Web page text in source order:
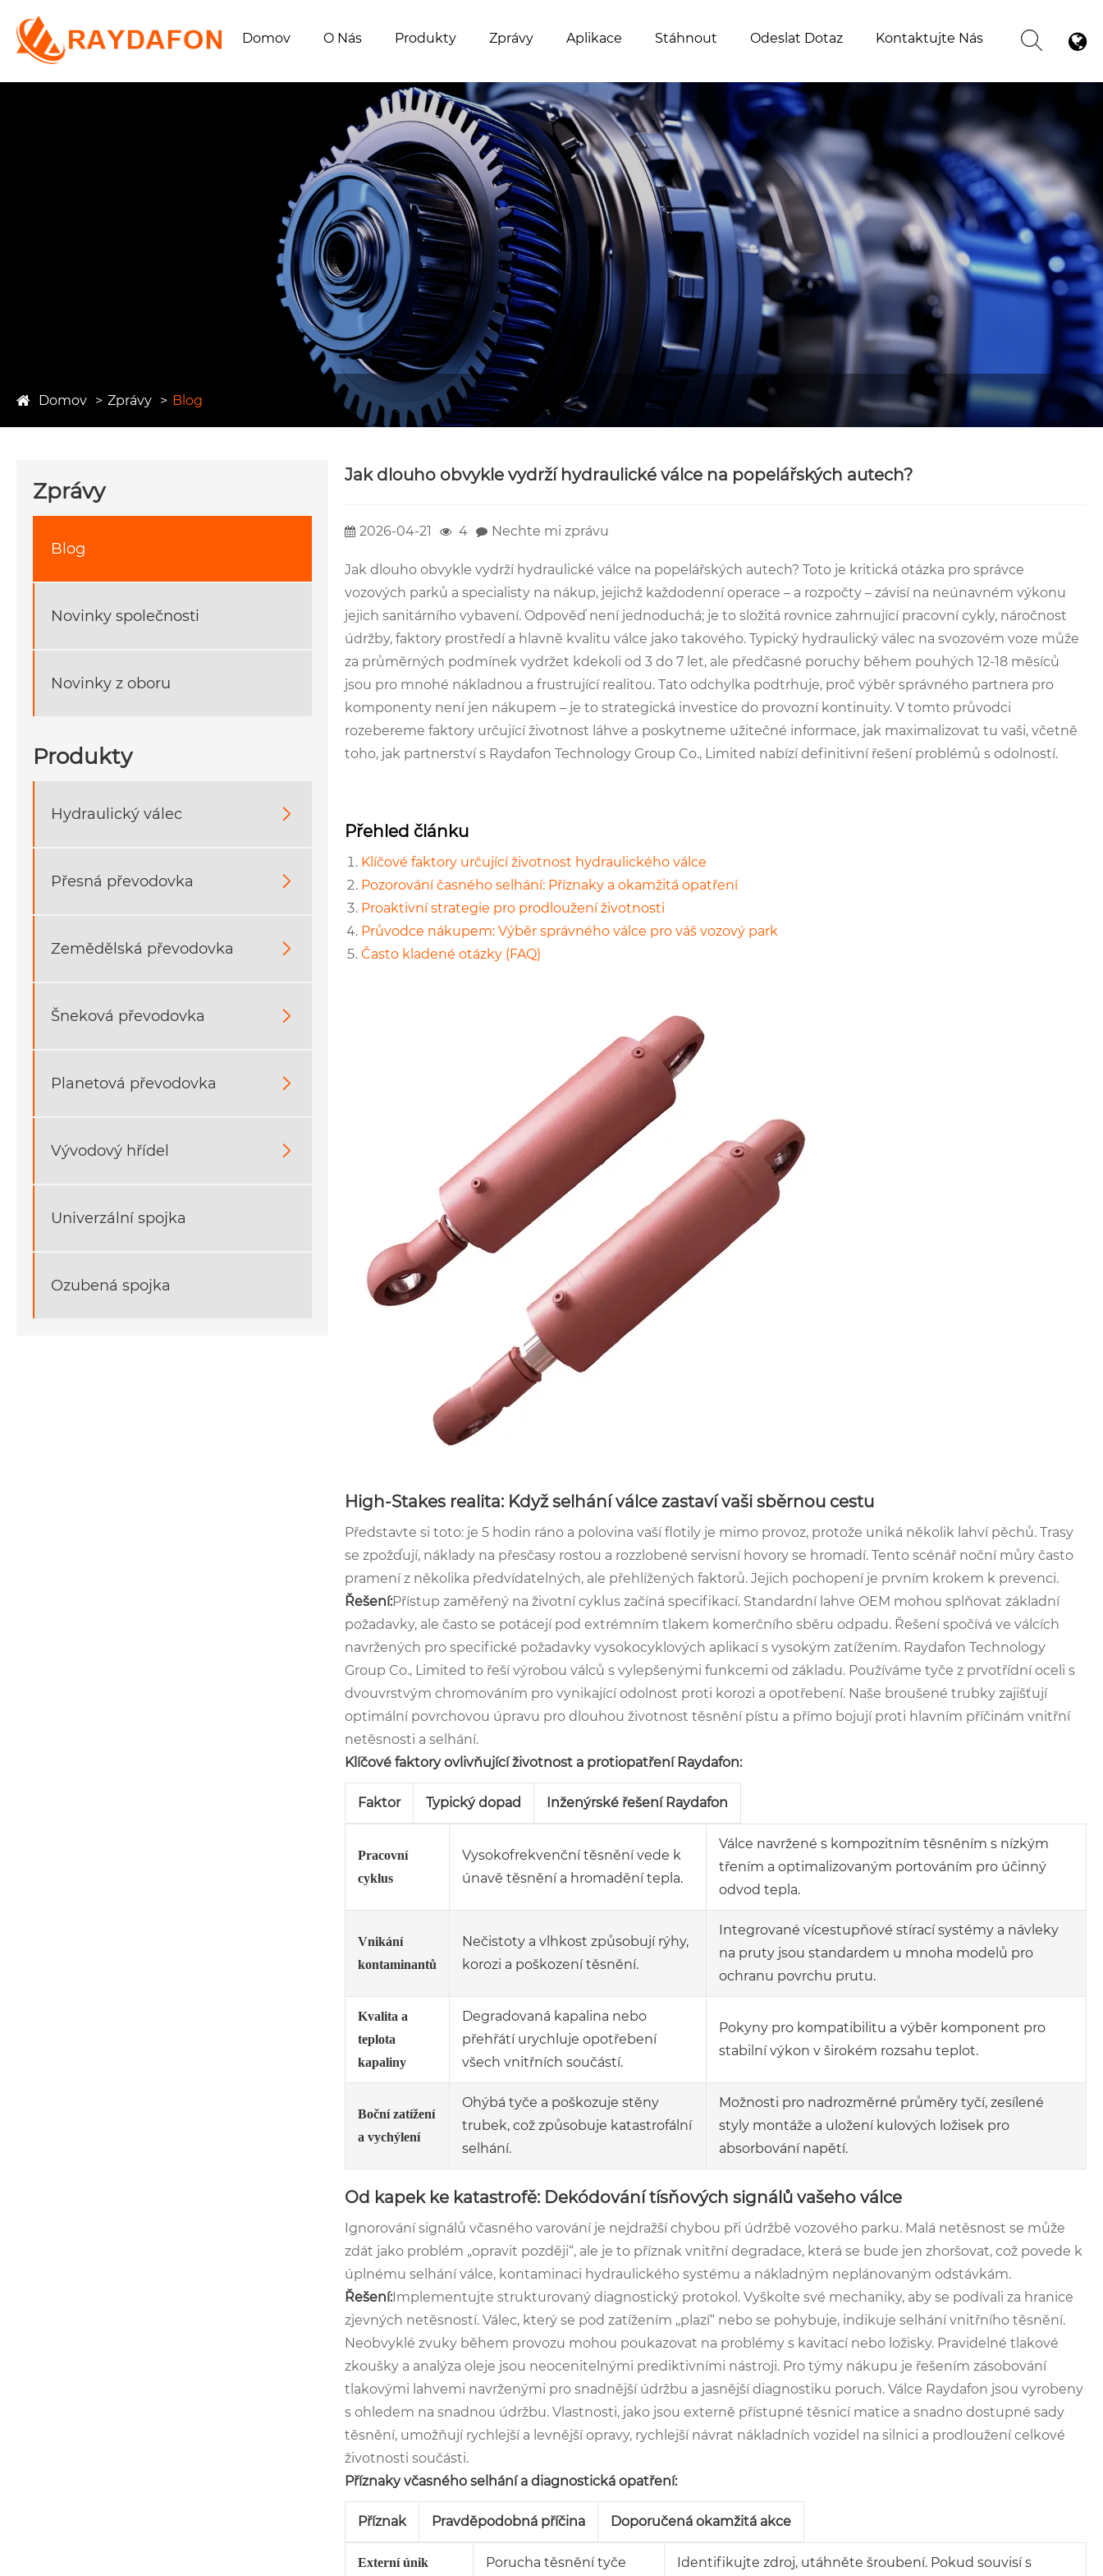
Domov O Nás Produkty Zprávy Aplikace Stáhnout Odeslat Dotaz Kontaktujte Nás
Domov Zprávy Blog
Zprávy
Blog
Novinky společnosti
Novinky z oboru
Produkty
Hydraulický válec 
Přesná převodovka 
Zemědělská převodovka 
Šneková převodovka 
Planetová převodovka 
Vývodový hřídel 
Univerzální spojka
Ozubená spojka
Jak dlouho obvykle vydrží hydraulické válce na popelářských autech?
2026-04-21 4 Nechte mi zprávu
Jak dlouho obvykle vydrží hydraulické válce na popelářských autech? Toto je kritická otázka pro správce
vozových parků a specialisty na nákup, jejichž každodenní operace – a rozpočty – závisí na neúnavném výkonu
jejich sanitárního vybavení. Odpověď není jednoduchá; je to složitá rovnice zahrnující pracovní cykly, náročnost
údržby, faktory prostředí a hlavně kvalitu válce jako takového. Typický hydraulický válec na svozovém voze může
za průměrných podmínek vydržet kdekoli od 3 do 7 let, ale předčasné poruchy během pouhých 12-18 měsíců
jsou pro mnohé nákladnou a frustrující realitou. Tato odchylka podtrhuje, proč výběr správného partnera pro
komponenty není jen nákupem – je to strategická investice do provozní kontinuity. V tomto průvodci
rozebereme faktory určující životnost láhve a poskytneme užitečné informace, jak maximalizovat tu vaši, včetně
toho, jak partnerství s Raydafon Technology Group Co., Limited nabízí definitivní řešení problémů s odolností.
Přehled článku
Klíčové faktory určující životnost hydraulického válce
Pozorování časného selhání: Příznaky a okamžitá opatření
Proaktivní strategie pro prodloužení životnosti
Průvodce nákupem: Výběr správného válce pro váš vozový park
Často kladené otázky (FAQ)
High-Stakes realita: Když selhání válce zastaví vaši sběrnou cestu
Představte si toto: je 5 hodin ráno a polovina vaší flotily je mimo provoz, protože uniká několik lahví pěchů. Trasy
se zpožďují, náklady na přesčasy rostou a rozzlobené servisní hovory se hromadí. Tento scénář noční můry často
pramení z několika předvídatelných, ale přehlížených faktorů. Jejich pochopení je prvním krokem k prevenci.
Řešení:Přístup zaměřený na životní cyklus začíná specifikací. Standardní lahve OEM mohou splňovat základní
požadavky, ale často se potácejí pod extrémním tlakem komerčního sběru odpadu. Řešení spočívá ve válcích
navržených pro specifické požadavky vysokocyklových aplikací s vysokým zatížením. Raydafon Technology
Group Co., Limited to řeší výrobou válců s vylepšenými funkcemi od základu. Používáme tyče z prvotřídní oceli s
dvouvrstvým chromováním pro vynikající odolnost proti korozi a opotřebení. Naše broušené trubky zajišťují
optimální povrchovou úpravu pro dlouhou životnost těsnění pístu a přímo bojují proti hlavním příčinám vnitřní
netěsnosti a selhání.
Klíčové faktory ovlivňující životnost a protiopatření Raydafon:
Faktor Typický dopad Inženýrské řešení Raydafon
Pracovní
cyklus
Vysokofrekvenční těsnění vede k
únavě těsnění a hromadění tepla.
Válce navržené s kompozitním těsněním s nízkým
třením a optimalizovaným portováním pro účinný
odvod tepla.
Vnikání
kontaminantů
Nečistoty a vlhkost způsobují rýhy,
korozi a poškození těsnění.
Integrované vícestupňové stírací systémy a návleky
na pruty jsou standardem u mnoha modelů pro
ochranu povrchu prutu.
Kvalita a
teplota
kapaliny
Degradovaná kapalina nebo
přehřátí urychluje opotřebení
všech vnitřních součástí.
Pokyny pro kompatibilitu a výběr komponent pro
stabilní výkon v širokém rozsahu teplot.
Boční zatížení
a vychýlení
Ohýbá tyče a poškozuje stěny
trubek, což způsobuje katastrofální
selhání.
Možnosti pro nadrozměrné průměry tyčí, zesílené
styly montáže a uložení kulových ložisek pro
absorbování napětí.
Od kapek ke katastrofě: Dekódování tísňových signálů vašeho válce
Ignorování signálů včasného varování je nejdražší chybou při údržbě vozového parku. Malá netěsnost se může
zdát jako problém „opravit později“, ale je to příznak vnitřní degradace, která se bude jen zhoršovat, což povede k
úplnému selhání válce, kontaminaci hydraulického systému a nákladným neplánovaným odstávkám.
Řešení:Implementujte strukturovaný diagnostický protokol. Vyškolte své mechaniky, aby se podívali za hranice
zjevných netěsností. Válec, který se pod zatížením „plazí“ nebo se pohybuje, indikuje selhání vnitřního těsnění.
Neobvyklé zvuky během provozu mohou poukazovat na problémy s kavitací nebo ložisky. Pravidelné tlakové
zkoušky a analýza oleje jsou neocenitelnými prediktivními nástroji. Pro týmy nákupu je řešením zásobování
tlakovými lahvemi navrženými pro snadnější údržbu a jasnější diagnostiku poruch. Válce Raydafon jsou vyrobeny
s ohledem na snadnou údržbu. Vlastnosti, jako jsou externě přístupné těsnicí matice a snadno dostupné sady
těsnění, umožňují rychlejší a levnější opravy, rychlejší návrat nákladních vozidel na silnici a prodloužení celkové
životnosti součásti.
Příznaky včasného selhání a diagnostická opatření:
Příznak Pravděpodobná příčina Doporučená okamžitá akce
Externí únik
Porucha těsnění tyče
Identifikujte zdroj, utáhněte šroubení. Pokud souvisí s